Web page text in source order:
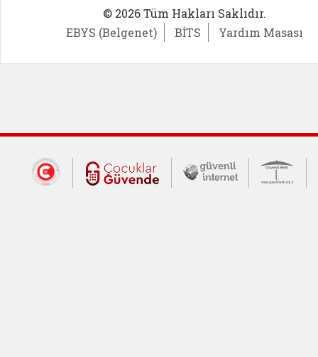
© 2026 Tüm Hakları Saklıdır.
EBYS (Belgenet)
BİTS Yardım Masası
Dış Bağlantılar
Cumhurbaşkanlığı İletişim Merkezi
Çocuklar Güvende (yeni
Güvenli